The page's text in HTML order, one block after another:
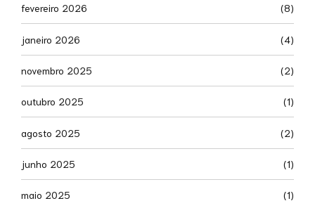
fevereiro 2026 (8)
janeiro 2026 (4)
novembro 2025 (2)
outubro 2025 (1)
agosto 2025 (2)
junho 2025 (1)
maio 2025 (1)